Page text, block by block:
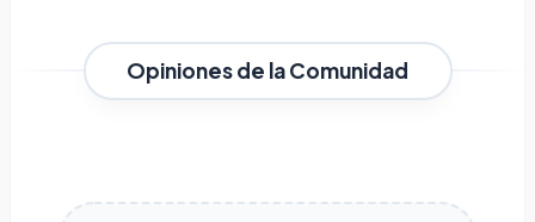
Opiniones de la Comunidad